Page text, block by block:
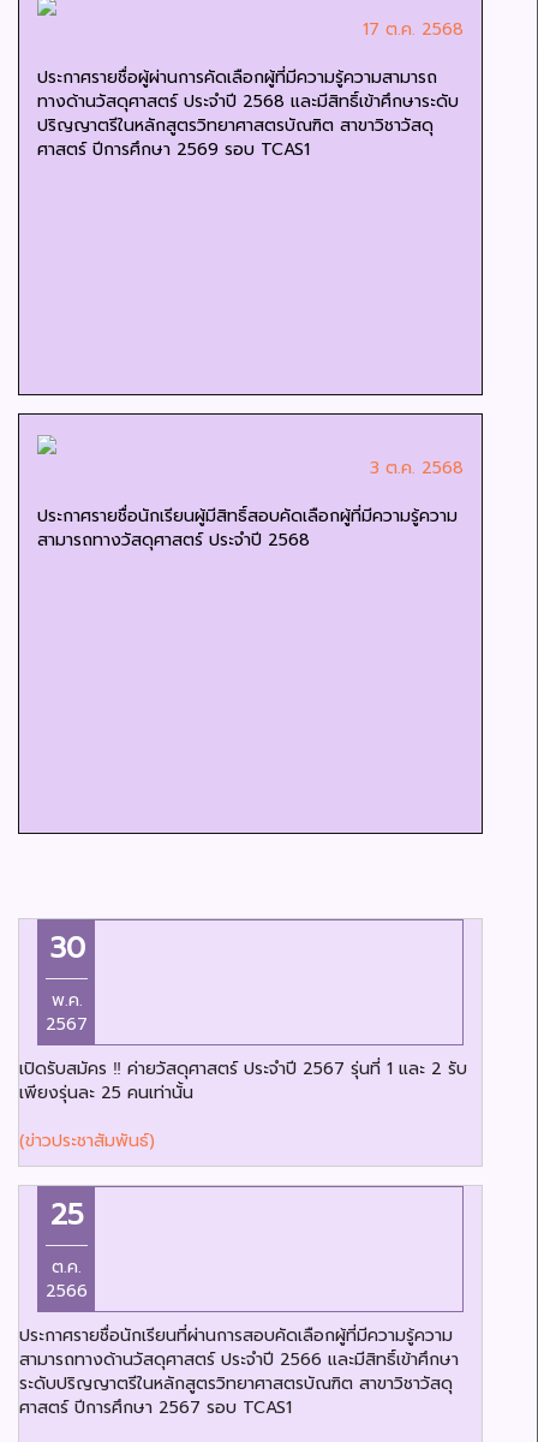
17 ต.ค. 2568
ประกาศรายชื่อผู้ผ่านการคัดเลือกผู้ที่มีความรู้ความสามารถ
ทางด้านวัสดุศาสตร์ ประจำปี 2568 และมีสิทธิ์เข้าศึกษาระดับ
ปริญญาตรีในหลักสูตรวิทยาศาสตรบัณฑิต สาขาวิชาวัสดุ
ศาสตร์ ปีการศึกษา 2569 รอบ TCAS1
3 ต.ค. 2568
ประกาศรายชื่อนักเรียนผู้มีสิทธิ์สอบคัดเลือกผู้ที่มีความรู้ความ
สามารถทางวัสดุศาสตร์ ประจำปี 2568
30
พ.ค.
2567
เปิดรับสมัคร ‼️ ค่ายวัสดุศาสตร์ ประจำปี 2567 รุ่นที่ 1 และ 2 รับ
เพียงรุ่นละ 25 คนเท่านั้น
(ข่าวประชาสัมพันธ์)
25
ต.ค.
2566
ประกาศรายชื่อนักเรียนที่ผ่านการสอบคัดเลือกผู้ที่มีความรู้ความ
สามารถทางด้านวัสดุศาสตร์ ประจำปี 2566 และมีสิทธิ์เข้าศึกษา
ระดับปริญญาตรีในหลักสูตรวิทยาศาสตรบัณฑิต สาขาวิชาวัสดุ
ศาสตร์ ปีการศึกษา 2567 รอบ TCAS1